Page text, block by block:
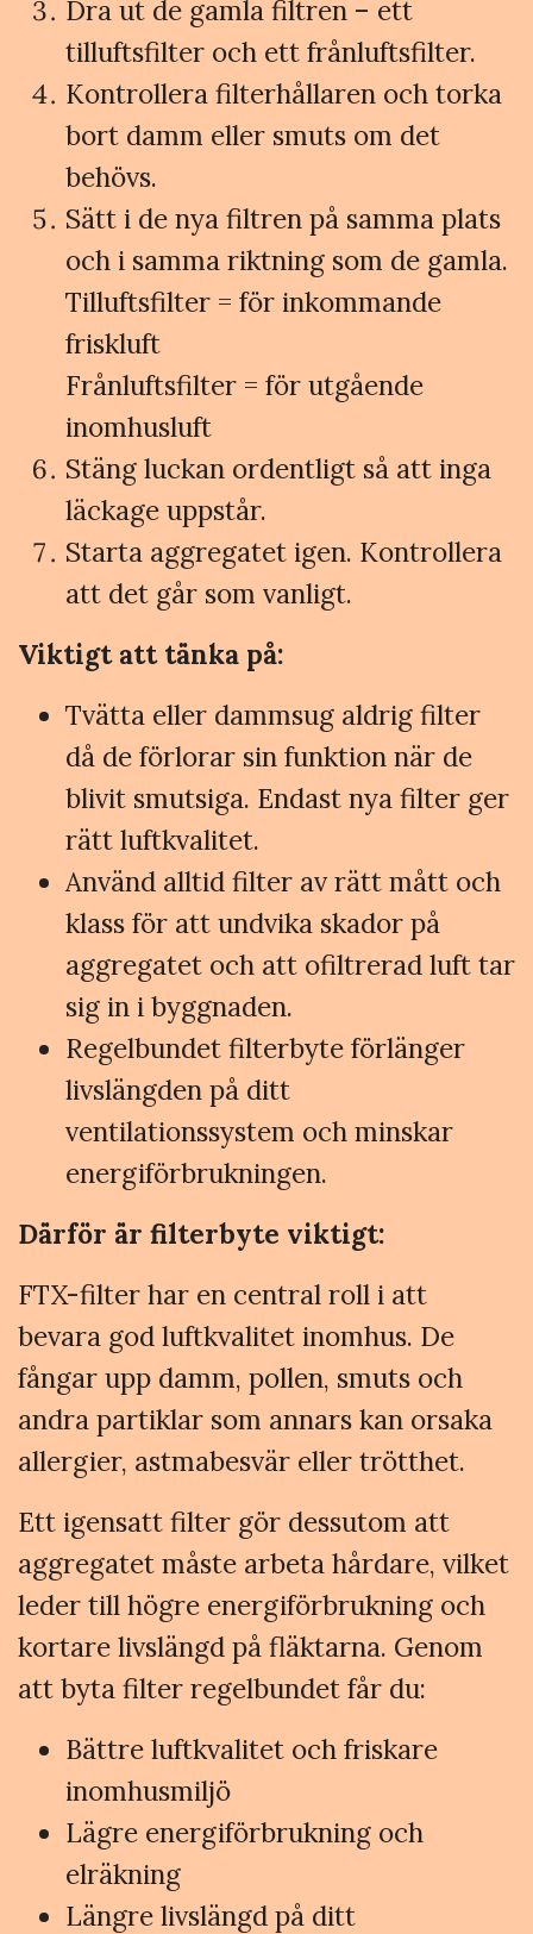
Dra ut de gamla filtren – ett
tilluftsfilter och ett frånluftsfilter.
Kontrollera filterhållaren och torka
bort damm eller smuts om det
behövs.
Sätt i de nya filtren på samma plats
och i samma riktning som de gamla.
Tilluftsfilter = för inkommande
friskluft
Frånluftsfilter = för utgående
inomhusluft
Stäng luckan ordentligt så att inga
läckage uppstår.
Starta aggregatet igen. Kontrollera
att det går som vanligt.
Viktigt att tänka på:
Tvätta eller dammsug aldrig filter
då de förlorar sin funktion när de
blivit smutsiga. Endast nya filter ger
rätt luftkvalitet.
Använd alltid filter av rätt mått och
klass för att undvika skador på
aggregatet och att ofiltrerad luft tar
sig in i byggnaden.
Regelbundet filterbyte förlänger
livslängden på ditt
ventilationssystem och minskar
energiförbrukningen.
Därför är filterbyte viktigt:
FTX-filter har en central roll i att
bevara god luftkvalitet inomhus. De
fångar upp damm, pollen, smuts och
andra partiklar som annars kan orsaka
allergier, astmabesvär eller trötthet.
Ett igensatt filter gör dessutom att
aggregatet måste arbeta hårdare, vilket
leder till högre energiförbrukning och
kortare livslängd på fläktarna. Genom
att byta filter regelbundet får du:
Bättre luftkvalitet och friskare
inomhusmiljö
Lägre energiförbrukning och
elräkning
Längre livslängd på ditt